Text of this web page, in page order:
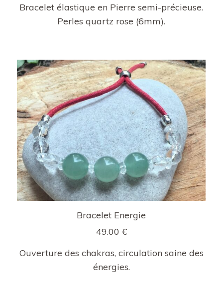
Bracelet élastique en Pierre semi-précieuse.
Perles quartz rose (6mm).
Bracelet Energie
49.00 €
Ouverture des chakras, circulation saine des
énergies.